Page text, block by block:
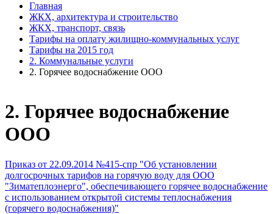
2. Горячее водоснабжение
ООО
Приказ от 22.09.2014 №415-спр "Об установлении
долгосрочных тарифов на горячую воду для ООО
"Зиматеплоэнерго", обеспечивающего горячее водоснабжение
с использованием открытой системы теплоснабжения
(горячего водоснабжения)"
Главная
ЖКХ, архитектура и строительство
ЖКХ, транспорт, связь
Тарифы на оплату жилищно-коммунальных услуг
Тарифы на 2015 год
2. Коммунальные услуги
2. Горячее водоснабжение ООО